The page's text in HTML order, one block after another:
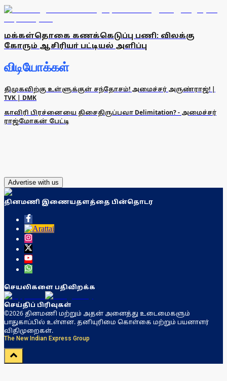
மக்கள்தொகை கணக்கெடுப்பு பணி: விலக்கு
கோரும் ஆசிரியா் பட்டியல் அளிப்பு
விடியோக்கள்
திமுகவிற்கு உள்ளுக்குள் சந்தோசம்! அமைச்சர் அருண்ராஜ்! |
TVK | DMK
காவிரி பிரச்னையை திசைதிருப்பவா Delimitation? - அமைச்சர்
ராஜ்மோகன் பேட்டி
Advertise with us
தினமணி இணையதளத்தை பின்தொடர
செயலிகளை பதிவிறக்க
செய்திப் பிரிவுகள்
©2026 தினமணி மற்றும் அதன் அனைத்து உடைமைகளும்
பாதுகாப்பில் உள்ளன. தனியுரிமை கொள்கை மற்றும் பயனாளர்
விதிமுறைகள்.
The New Indian Express Group